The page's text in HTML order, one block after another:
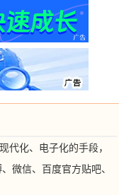
代化、电子化的手段，
微信、百度官方贴吧、